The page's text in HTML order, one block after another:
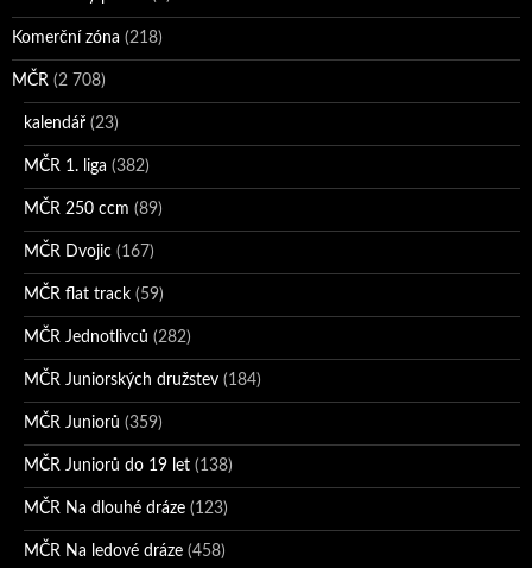
Komerční zóna (218)
MČR (2 708)
kalendář (23)
MČR 1. liga (382)
MČR 250 ccm (89)
MČR Dvojic (167)
MČR flat track (59)
MČR Jednotlivců (282)
MČR Juniorských družstev (184)
MČR Juniorů (359)
MČR Juniorů do 19 let (138)
MČR Na dlouhé dráze (123)
MČR Na ledové dráze (458)